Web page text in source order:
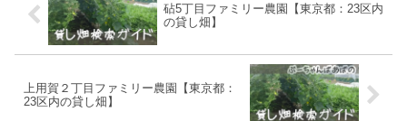
砧5丁目ファミリー農園【東京都：23区内
の貸し畑】
上用賀２丁目ファミリー農園【東京都：
23区内の貸し畑】